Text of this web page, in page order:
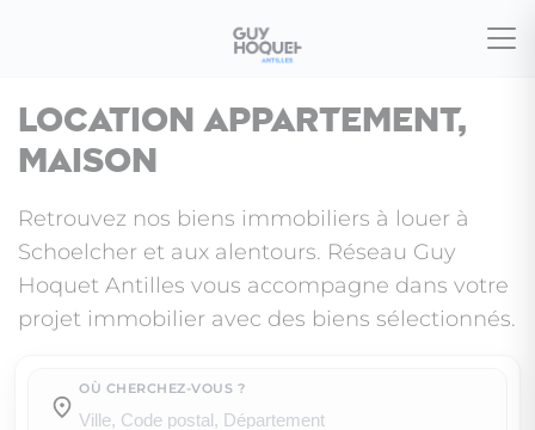
Location appartement,
maison
Retrouvez nos biens immobiliers à louer à
Schoelcher et aux alentours. Réseau Guy
Hoquet Antilles vous accompagne dans votre
projet immobilier avec des biens sélectionnés.
OÙ CHERCHEZ-VOUS ?